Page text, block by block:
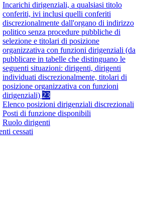
Incarichi dirigenziali, a qualsiasi titolo
conferiti, ivi inclusi quelli conferiti
discrezionalmente dall'organo di indirizzo
politico senza procedure pubbliche di
selezione e titolari di posizione
organizzativa con funzioni dirigenziali (da
pubblicare in tabelle che distinguano le
seguenti situazioni: dirigenti, dirigenti
individuati discrezionalmente, titolari di
posizione organizzativa con funzioni
dirigenziali) 23
Elenco posizioni dirigenziali discrezionali
Posti di funzione disponibili
Ruolo dirigenti
cessati